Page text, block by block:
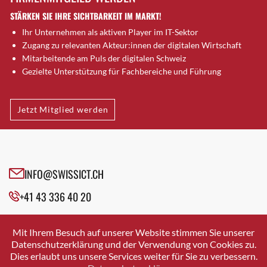
Dornach
Däniken
Dübendorf
Dürnten
Ebikon
Egg b. Zürich
Emmen
Ennetbaden
Fahrweid
Farnern
STÄRKEN SIE IHRE SICHTBARKEIT IM MARKT!
Ihr Unternehmen als aktiven Player im IT-Sektor
Zugang zu relevanten Akteur:innen der digitalen Wirtschaft
Mitarbeitende am Puls der digitalen Schweiz
Gezielte Unterstützung für Fachbereiche und Führung
Jetzt Mitglied werden
INFO@SWISSICT.CH
+41 43 336 40 20
SWISSICT
VULKANSTRASSE 120
8048 ZURICH
Mit Ihrem Besuch auf unserer Website stimmen Sie unserer
Datenschutzerklärung und der Verwendung von Cookies zu.
Dies erlaubt uns unsere Services weiter für Sie zu verbessern.